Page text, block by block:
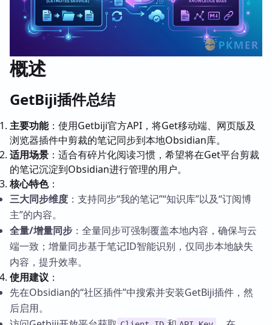
概述
GetBiji插件总结
主要功能：使用Getbiji官方API，将Get移动端、网页版及
浏览器插件中剪裁的笔记同步到本地Obsidian库。
适用场景 ：适合有碎片化阅读习惯，希望将在Get平台剪裁
的笔记沉淀到Obsidian进行管理的用户。
核心特色：
三大同步维度 ：支持同步“我的笔记”“知识库”以及“订阅博
主”的内容。
全量/增量同步 ：全量同步可强制覆盖本地内容，确保与云
端一致；增量同步基于笔记ID智能识别，仅同步本地缺失
内容，提升效率。
使用建议 ：
先在Obsidian的“社区插件”中搜索并安装GetBiji插件，然
后启用。